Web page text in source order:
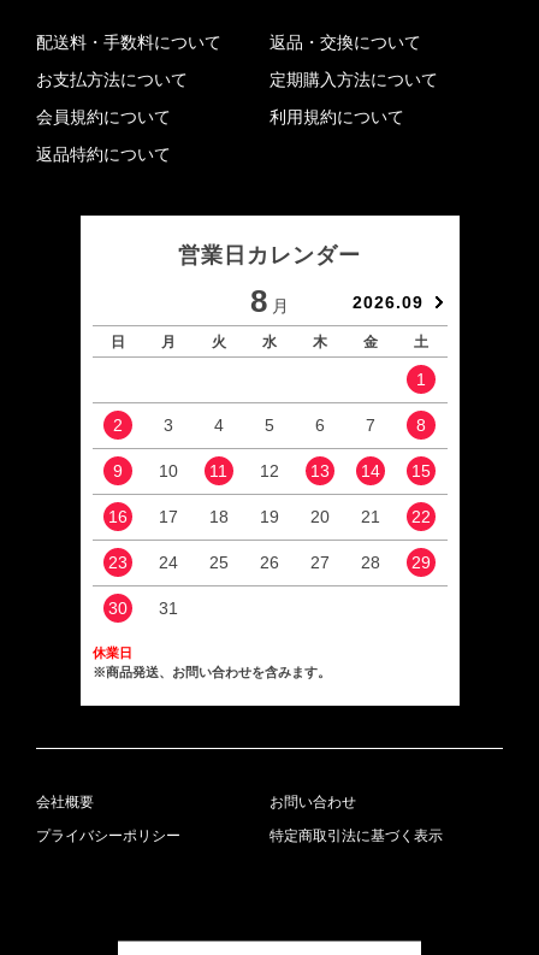
配送料・手数料について
お支払方法について
会員規約について
返品特約について
返品・交換について
定期購入方法について
利用規約について
営業日カレンダー
8 月 2026.09
日 月 火 水 木 金 土
1
2 3 4 5 6 7 8
9 10 11 12 13 14 15
16 17 18 19 20 21 22
23 24 25 26 27 28 29
30 31
休業日
※商品発送、お問い合わせを含みます。
会社概要
お問い合わせ
プライバシーポリシー
特定商取引法に基づく表示